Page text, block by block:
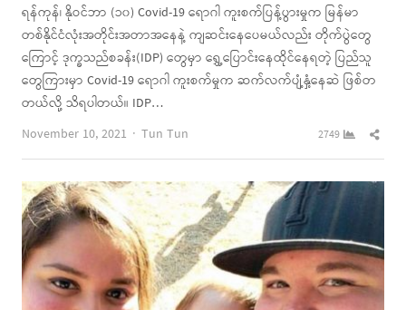
ရန်ကုန်၊ နိုဝင်ဘာ (၁၀) Covid-19 ရောဂါ ကူးစက်ပြန့်ပွားမှုက မြန်မာ
တစ်နိုင်ငံလုံးအတိုင်းအတာအနေနဲ့ ကျဆင်းနေပေမယ်လည်း တိုက်ပွဲတွေ
ကြောင့် ဒုက္ခသည်စခန်း(IDP) တွေမှာ ရွှေ့ပြောင်းနေထိုင်နေရတဲ့ ပြည်သူ
တွေကြားမှာ Covid-19 ရောဂါ ကူးစက်မှုက ဆက်လက်ပျံ့နှံ့နေဆဲ ဖြစ်တ
တယ်လို့ သိရပါတယ်။ IDP…
November 10, 2021
Author
Tun Tun 2749